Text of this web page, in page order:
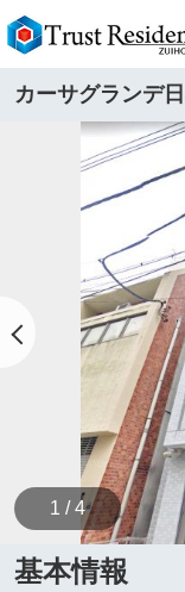
カーサグランデ
1 / 4
基本情報